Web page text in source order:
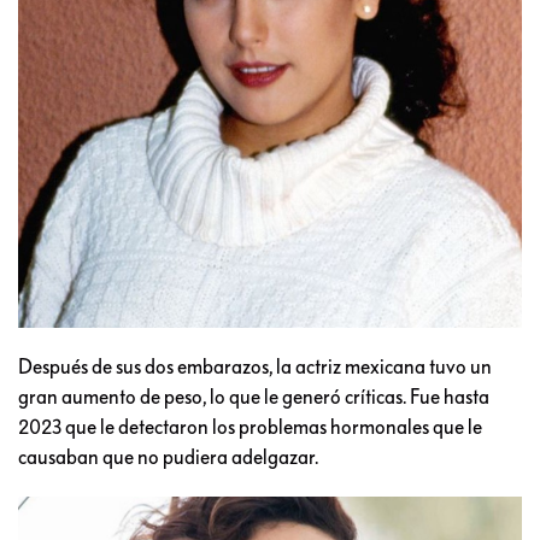
Después de sus dos embarazos, la actriz mexicana tuvo un
gran aumento de peso, lo que le generó críticas. Fue hasta
2023 que le detectaron los problemas hormonales que le
causaban que no pudiera adelgazar.